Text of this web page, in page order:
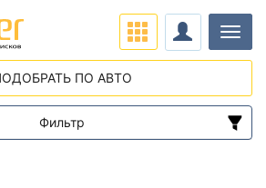
ПО АВТО
Фильтр